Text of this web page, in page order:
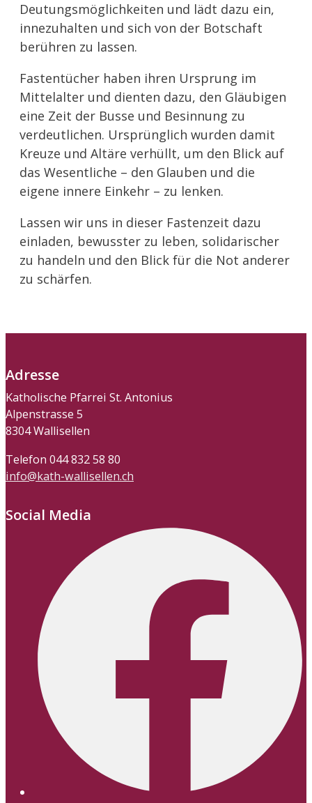
Deutungsmöglichkeiten und lädt dazu ein,
innezuhalten und sich von der Botschaft
berühren zu lassen.
Fastentücher haben ihren Ursprung im
Mittelalter und dienten dazu, den Gläubigen
eine Zeit der Busse und Besinnung zu
verdeutlichen. Ursprünglich wurden damit
Kreuze und Altäre verhüllt, um den Blick auf
das Wesentliche – den Glauben und die
eigene innere Einkehr – zu lenken.
Lassen wir uns in dieser Fastenzeit dazu
einladen, bewusster zu leben, solidarischer
zu handeln und den Blick für die Not anderer
zu schärfen.
Adresse
Katholische Pfarrei St. Antonius
Alpenstrasse 5
8304 Wallisellen
Telefon 044 832 58 80
info@kath-wallisellen.ch
Social Media